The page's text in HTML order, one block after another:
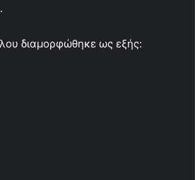
διαμορφώθηκε ως εξής: